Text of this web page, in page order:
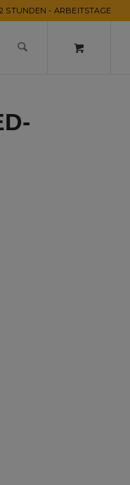
STUNDEN - ARBEITSTAGE